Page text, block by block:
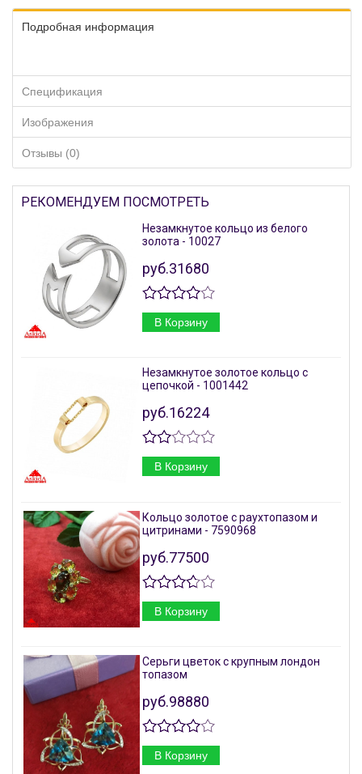
Подробная информация
Спецификация
Изображения
Отзывы (0)
РЕКОМЕНДУЕМ ПОСМОТРЕТЬ
Незамкнутое кольцо из белого
золота - 10027
руб.31680
В Корзину
Незамкнутое золотое кольцо с
цепочкой - 1001442
руб.16224
В Корзину
Кольцо золотое с раухтопазом и
цитринами - 7590968
руб.77500
В Корзину
Серьги цветок с крупным лондон
топазом
руб.98880
В Корзину